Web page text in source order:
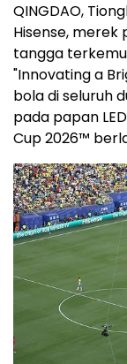
QINGDAO,
Hisense,
tangga
"Innovating a
bola di seluruh
pada papan
Cup 2026™